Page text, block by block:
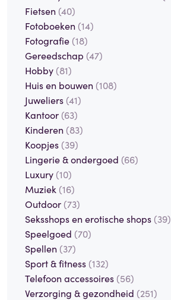
Fietsen (40)
Fotoboeken (14)
Fotografie (18)
Gereedschap (47)
Hobby (81)
Huis en bouwen (108)
Juweliers (41)
Kantoor (63)
Kinderen (83)
Koopjes (39)
Lingerie & ondergoed (66)
Luxury (10)
Muziek (16)
Outdoor (73)
Seksshops en erotische shops (39)
Speelgoed (70)
Spellen (37)
Sport & fitness (132)
Telefoon accessoires (56)
Verzorging & gezondheid (251)